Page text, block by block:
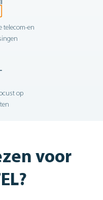
telecom-en
op
voor